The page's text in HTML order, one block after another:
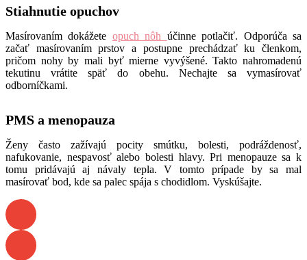
Stiahnutie opuchov
Masírovaním dokážete opuch nôh účinne potlačiť. Odporúča sa
začať masírovaním prstov a postupne prechádzať ku členkom,
pričom nohy by mali byť mierne vyvýšené. Takto nahromadenú
tekutinu vrátite späť do obehu. Nechajte sa vymasírovať
odborníčkami.
PMS a menopauza
Ženy často zažívajú pocity smútku, bolesti, podráždenosť,
nafukovanie, nespavosť alebo bolesti hlavy. Pri menopauze sa k
tomu pridávajú aj návaly tepla. V tomto prípade by sa mal
masírovať bod, kde sa palec spája s chodidlom. Vyskúšajte.